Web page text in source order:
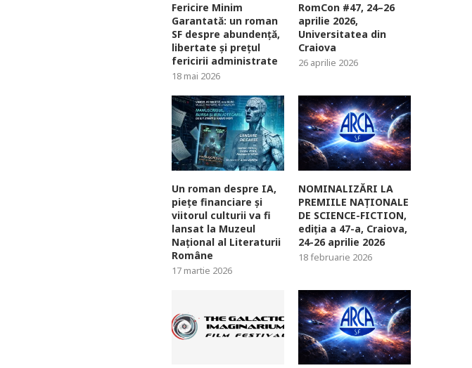
Fericire Minim
Garantată: un roman
SF despre abundență,
libertate și prețul
fericirii administrate
18 mai 2026
RomCon #47, 24–26
aprilie 2026,
Universitatea din
Craiova
26 aprilie 2026
Un roman despre IA,
piețe financiare și
viitorul culturii va fi
lansat la Muzeul
Național al Literaturii
Române
17 martie 2026
NOMINALIZĂRI LA
PREMIILE NAȚIONALE
DE SCIENCE-FICTION,
ediția a 47-a, Craiova,
24-26 aprilie 2026
18 februarie 2026